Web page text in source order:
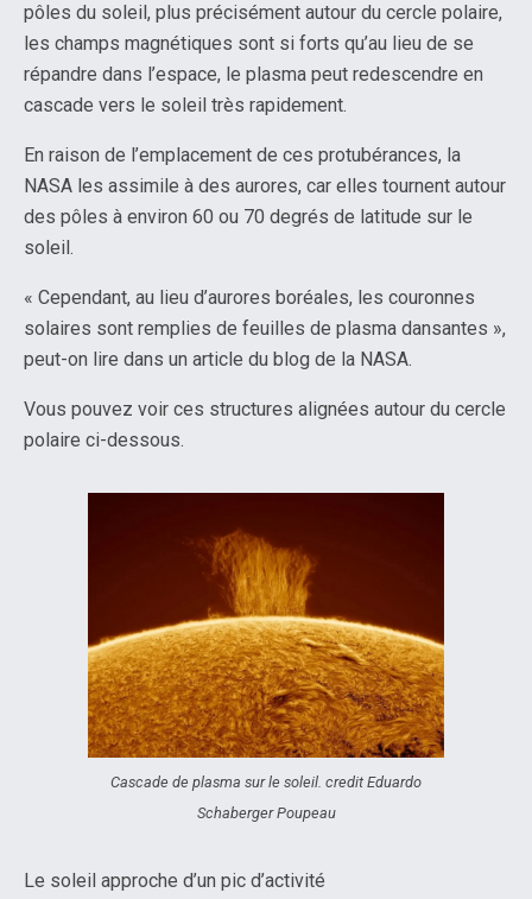
pôles du soleil, plus précisément autour du cercle polaire,
les champs magnétiques sont si forts qu’au lieu de se
répandre dans l’espace, le plasma peut redescendre en
cascade vers le soleil très rapidement.
En raison de l’emplacement de ces protubérances, la
NASA les assimile à des aurores, car elles tournent autour
des pôles à environ 60 ou 70 degrés de latitude sur le
soleil.
« Cependant, au lieu d’aurores boréales, les couronnes
solaires sont remplies de feuilles de plasma dansantes »,
peut-on lire dans un article du blog de la NASA.
Vous pouvez voir ces structures alignées autour du cercle
polaire ci-dessous.
Cascade de plasma sur le soleil. credit Eduardo
Schaberger Poupeau
Le soleil approche d’un pic d’activité